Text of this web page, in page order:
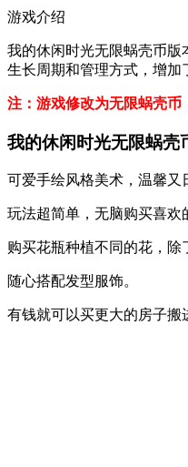
游戏介绍
我的休闲时光无限蜗壳币
生长周期和管理方式，增加
注：游戏修改为无限蜗壳币
我的休闲时光无限蜗壳
可爱手绘风格美术，温馨又
玩法超简单，无脑购买喜欢
购买花瓶种植不同的花，除
随心搭配发型服饰。
有钱就可以买更大的房子搬